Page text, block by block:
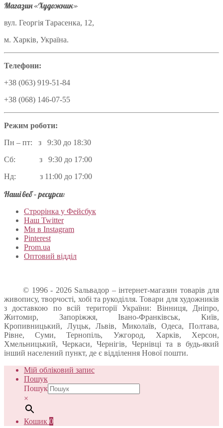
Магазин «Художник»
вул. Георгія Тарасенка, 12,
м. Харків, Україна.
Телефони:
+38 (063) 919-51-84
+38 (068) 146-07-55
Режим роботи:
Пн – пт: з 9:30 до 18:30
Сб: з 9:30 до 17:00
Нд: з 11:00 до 17:00
Наші веб – ресурси:
Строрінка у Фейсбук
Наш Twitter
Ми в Instagram
Pinterest
Prom.ua
Оптовий відділ
© 1996 - 2026 Sальвадор – інтернет-магазин товарів для
живопису, творчості, хобі та рукоділля. Товари для художників
з доставкою по всій території України: Вінниця, Дніпро,
Житомир, Запоріжжя, Івано-Франківськ, Київ,
Кропивницький, Луцьк, Львів, Миколаїв, Одеса, Полтава,
Рівне, Суми, Тернопіль, Ужгород, Харків, Херсон,
Хмельницький, Черкаси, Чернігів, Чернівці та в будь-який
інший населений пункт, де є відділення Нової пошти.
Мій обліковий запис
Пошук
Пошук
×
Кошик 0